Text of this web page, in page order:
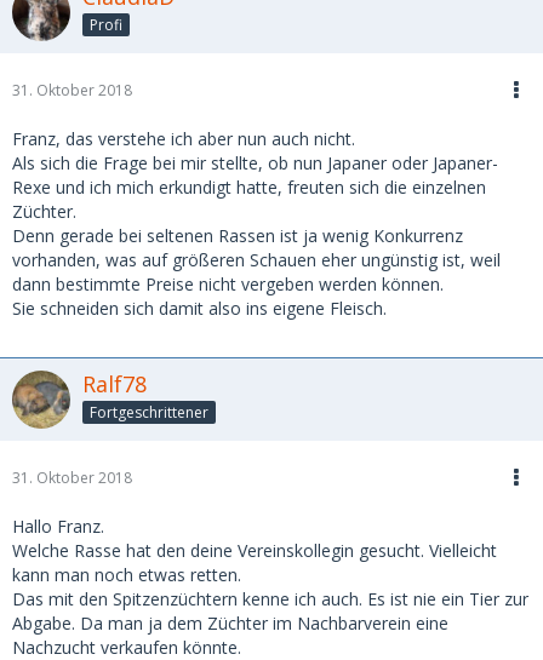
Profi
31. Oktober 2018
Franz, das verstehe ich aber nun auch nicht.
Als sich die Frage bei mir stellte, ob nun Japaner oder Japaner-
Rexe und ich mich erkundigt hatte, freuten sich die einzelnen
Züchter.
Denn gerade bei seltenen Rassen ist ja wenig Konkurrenz
vorhanden, was auf größeren Schauen eher ungünstig ist, weil
dann bestimmte Preise nicht vergeben werden können.
Sie schneiden sich damit also ins eigene Fleisch.
Ralf78
Fortgeschrittener
31. Oktober 2018
Hallo Franz.
Welche Rasse hat den deine Vereinskollegin gesucht. Vielleicht
kann man noch etwas retten.
Das mit den Spitzenzüchtern kenne ich auch. Es ist nie ein Tier zur
Abgabe. Da man ja dem Züchter im Nachbarverein eine
Nachzucht verkaufen könnte.